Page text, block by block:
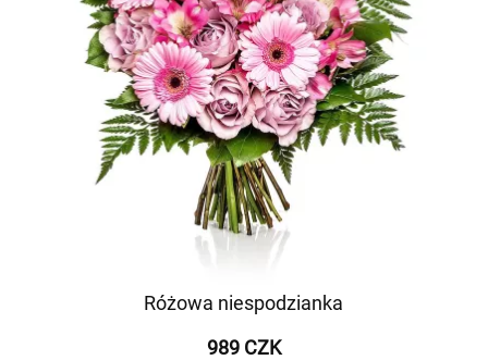
Różowa niespodzianka
989 CZK